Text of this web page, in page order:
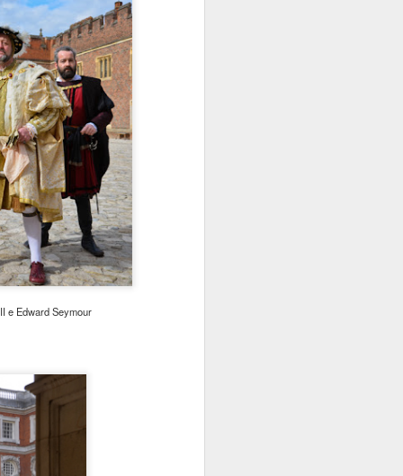
e Edward Seymour
A região da Alta Engadina é
privilegiada. Ali resorts
glamourosos como St. Moritz
convivem com locais mais
tradicionais como Samedan em
meio à natureza exuberante de
lagos, picos alpinos e geleiras no
cantão suíço dos Grisões. Eu
poderia ter escolhido para me
hospedar a famosíssima St.
Moritz, mas fui atraído pela
relativa calma de Pontresina, uma
cidade próxima com menos de
2.000 habitantes, sem contar o
custo de hospedagem bem mais
em conta que St. Moritz.